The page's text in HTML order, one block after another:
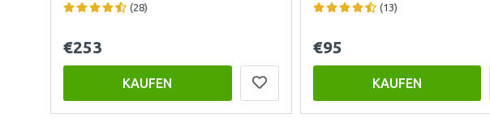
(28)
€253
KAUFEN
(13)
€95
KAUFEN